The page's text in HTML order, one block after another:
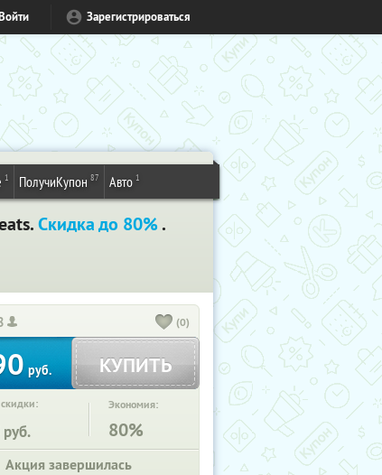
Зарегистрироваться
1 ПолучиКупон 87 Авто 1
Скидка до 80%.
(0)
руб. КУПИТЬ
руб.
Экономия:
80%
Акция завершилась